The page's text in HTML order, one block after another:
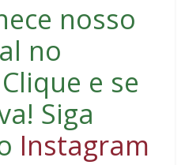
nosso
no
Clique e se
! Siga
Instagram